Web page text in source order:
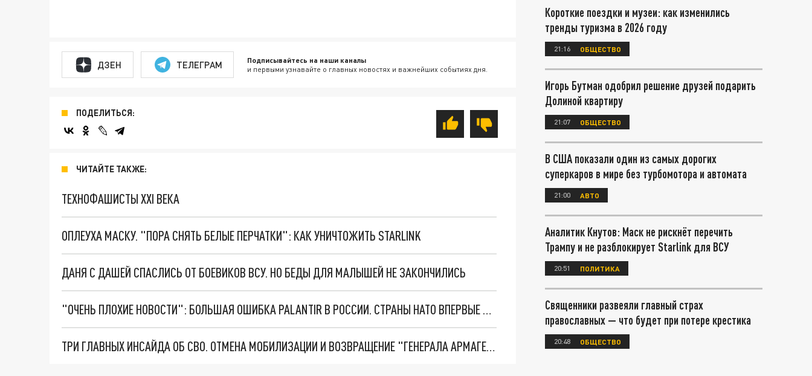
ДЗЕН ТЕЛЕГРАМ Подписывайтесь на наши каналы
и первыми узнавайте о главных новостях и важнейших событиях дня.
ПОДЕЛИТЬСЯ:
ЧИТАЙТЕ ТАКЖЕ:
ТЕХНОФАШИСТЫ XXI ВЕКА
ОПЛЕУХА МАСКУ. "ПОРА СНЯТЬ БЕЛЫЕ ПЕРЧАТКИ": КАК УНИЧТОЖИТЬ STARLINK
ДАНЯ С ДАШЕЙ СПАСЛИСЬ ОТ БОЕВИКОВ ВСУ. НО БЕДЫ ДЛЯ МАЛЫШЕЙ НЕ ЗАКОНЧИЛИСЬ
"ОЧЕНЬ ПЛОХИЕ НОВОСТИ": БОЛЬШАЯ ОШИБКА PALANTIR В РОССИИ. СТРАНЫ НАТО ВПЕРВЫЕ ЗА СВО ОСТАНОВИЛИ ПОСТАВКИ ОРУЖИЯ. ВСУ ТЕРЯЮТ ПРИГРАНИЧЬЕ?
ТРИ ГЛАВНЫХ ИНСАЙДА ОБ СВО. ОТМЕНА МОБИЛИЗАЦИИ И ВОЗВРАЩЕНИЕ "ГЕНЕРАЛА АРМАГЕДДОНА"? ОТЛИЧНЫЕ НОВОСТИ, КОТОРЫЕ ЖДАЛИ ВСЕ
Короткие поездки и музеи: как изменились
тренды туризма в 2026 году
21:16 ОБЩЕСТВО
Игорь Бутман одобрил решение друзей подарить
Долиной квартиру
21:07 ОБЩЕСТВО
В США показали один из самых дорогих
суперкаров в мире без турбомотора и автомата
21:00 АВТО
Аналитик Кнутов: Маск не рискнёт перечить
Трампу и не разблокирует Starlink для ВСУ
20:51 ПОЛИТИКА
Священники развеяли главный страх
православных — что будет при потере крестика
20:48 ОБЩЕСТВО